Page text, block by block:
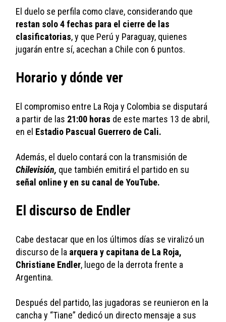
restan solo 4 fechas para el cierre de las
clasificatorias, y que Perú y Paraguay, quienes
jugarán entre sí, acechan a Chile con 6 puntos.
Horario y dónde ver
El compromiso entre La Roja y Colombia se disputará
a partir de las 21:00 horas de este martes 13 de abril,
en el Estadio Pascual Guerrero de Cali.
Chilevisión,
señal online y en su canal de YouTube.
El discurso de Endler
Cabe destacar que en los últimos días se viralizó un
discurso de la arquera y capitana de La Roja,
Christiane Endler, luego de la derrota frente a
Argentina.
Después del partido, las jugadoras se reunieron en la
cancha y “Tiane” dedicó un directo mensaje a sus